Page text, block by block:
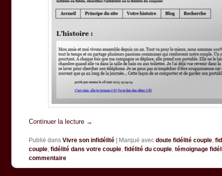
Continuer la lecture →
Publié dans Vivre son infidélité | Marqué avec doute fidélité couple,
couple,fidélité dans votre couple,fidélité du couple,témoignage
commentaire